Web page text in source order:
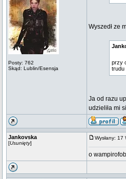
Posty: 762
Skąd: Lublin/Esensja
Wyszedł ze
przy
trudu
Ja od razu
udzieliła mi
Jankovska
[Usunięty]
Wysłany: 17
o